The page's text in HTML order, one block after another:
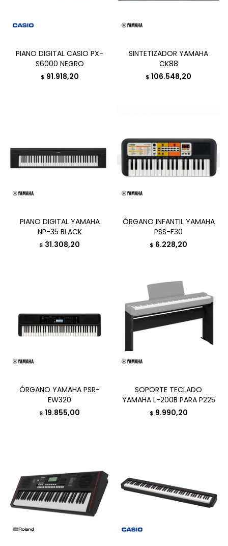
PIANO DIGITAL CASIO PX-
S6000 NEGRO
$ 91.918,20
SINTETIZADOR YAMAHA
CK88
$ 106.548,20
PIANO DIGITAL YAMAHA
NP-35 BLACK
$ 31.308,20
ÓRGANO INFANTIL YAMAHA
PSS-F30
$ 6.228,20
ÓRGANO YAMAHA PSR-
EW320
$ 19.855,00
SOPORTE TECLADO
YAMAHA L-200B PARA P225
$ 9.990,20